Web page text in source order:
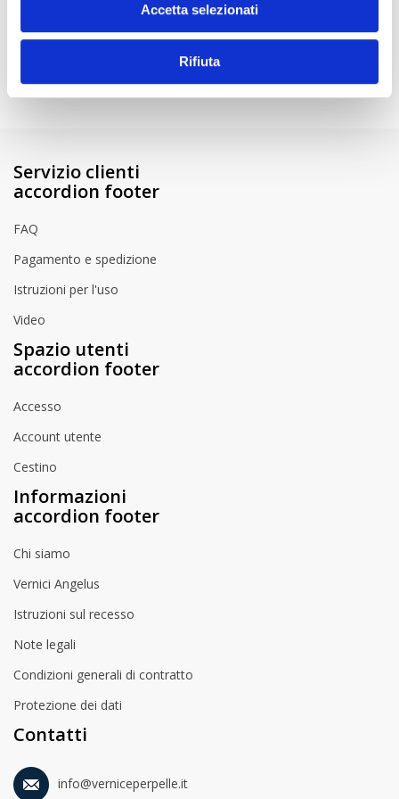
Accetta selezionati
Rifiuta
di provare la vernice su un punto non visibile.
Istruzioni per l'uso
Servizio clienti
accordion footer
FAQ
Pagamento e spedizione
Istruzioni per l'uso
Video
Spazio utenti
accordion footer
Accesso
Account utente
Cestino
Informazioni
accordion footer
Chi siamo
Vernici Angelus
Istruzioni sul recesso
Note legali
Condizioni generali di contratto
Protezione dei dati
Contatti
info@verniceperpelle.it